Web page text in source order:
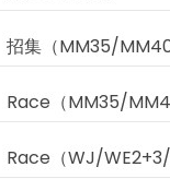
招集（MM35/
Race（MM35/
Race（WJ/WE2+3/